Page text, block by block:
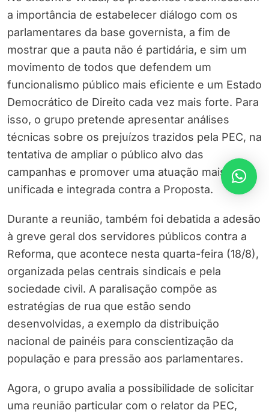
a importância de estabelecer diálogo com os
parlamentares da base governista, a fim de
mostrar que a pauta não é partidária, e sim um
movimento de todos que defendem um
funcionalismo público mais eficiente e um Estado
Democrático de Direito cada vez mais forte. Para
isso, o grupo pretende apresentar análises
técnicas sobre os prejuízos trazidos pela PEC, na
tentativa de ampliar o público alvo das
campanhas e promover uma atuação mais
unificada e integrada contra a Proposta.
Durante a reunião, também foi debatida a adesão
à greve geral dos servidores públicos contra a
Reforma, que acontece nesta quarta-feira (18/8),
organizada pelas centrais sindicais e pela
sociedade civil. A paralisação compõe as
estratégias de rua que estão sendo
desenvolvidas, a exemplo da distribuição
nacional de painéis para conscientização da
população e para pressão aos parlamentares.
Agora, o grupo avalia a possibilidade de solicitar
uma reunião particular com o relator da PEC,